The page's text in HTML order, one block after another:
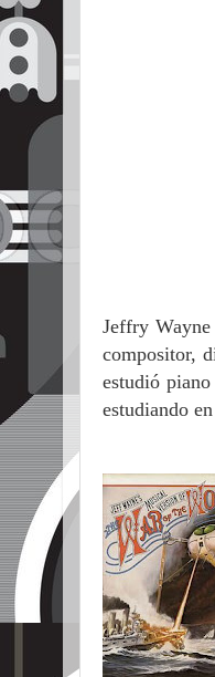
Jeffry
compositor,
estudió piano
estudiando en